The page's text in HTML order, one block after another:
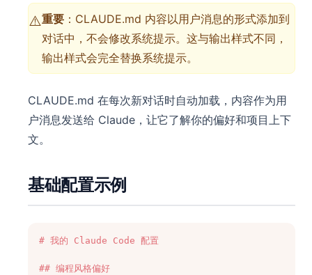
⚠️重要 ：CLAUDE.md 内容以用户消息的形式添加到
对话中，不会修改系统提示。这与输出样式不同，
输出样式会完全替换系统提示。
CLAUDE.md 在每次新对话时自动加载，内容作为用
户消息发送给 Claude，让它了解你的偏好和项目上下
文。
基础配置示例
# 我的 Claude Code 配置
## 编程风格偏好